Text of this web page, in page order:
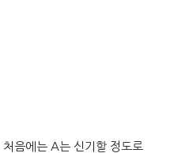
음에는 A는 신기할 정도로